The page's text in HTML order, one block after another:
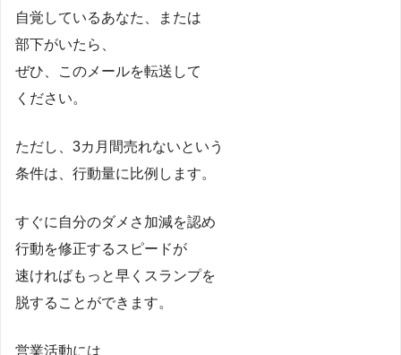
自覚しているあなた、または
部下がいたら、
ぜひ、このメールを転送して
ください。
ただし、3カ月間売れないという
条件は、行動量に比例します。
すぐに自分のダメさ加減を認め
行動を修正するスピードが
速ければもっと早くスランプを
脱することができます。
営業活動には